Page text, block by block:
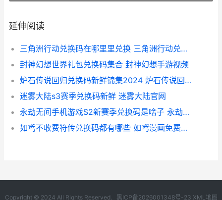
延伸阅读
三角洲行动兑换码在哪里里兑换 三角洲行动兑换码2026最新
封神幻想世界礼包兑换码集合 封神幻想手游视频
炉石传说回归兑换码新鲜锦集2024 炉石传说回归活动奖励怎么领
迷雾大陆s3赛季兑换码新鲜 迷雾大陆官网
永劫无间手机游戏S2新赛季兑换码是啥子 永劫无间手机游戏
如鸢不收费符传兑换码都有哪些 如鸢漫画免费阅读
Copyright © 2024 All Rights Reserved. 黑ICP备2026001348号-23 XML地图